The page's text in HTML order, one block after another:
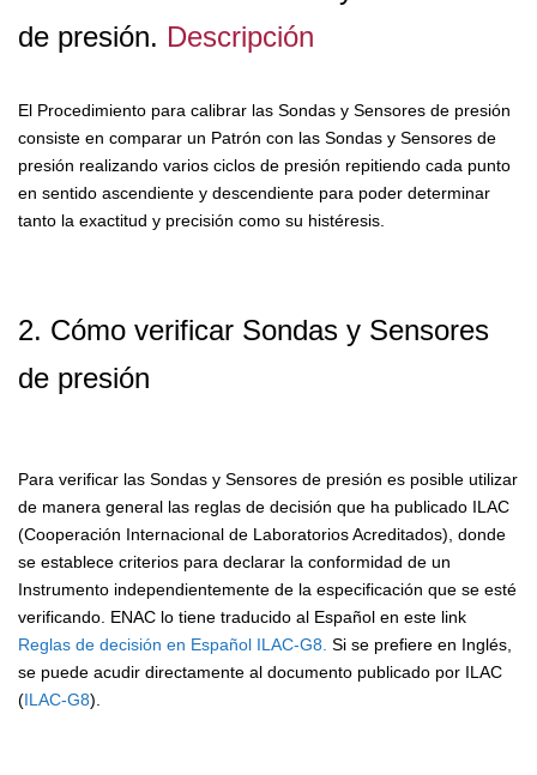
de presión. Descripción
El Procedimiento para calibrar las Sondas y Sensores de presión
consiste en comparar un Patrón con las Sondas y Sensores de
presión realizando varios ciclos de presión repitiendo cada punto
en sentido ascendiente y descendiente para poder determinar
tanto la exactitud y precisión como su histéresis
2. Cómo verificar Sondas y Sensores
de presión
Para verificar las Sondas y Sensores de presión es posible utilizar
de manera general las reglas de decisión que ha publicado ILAC
(Cooperación Internacional de L aboratorios Acreditados), donde
se establece criterios para declarar la conformidad de un
Instrumento independientemente de la especificación que se esté
verificando. ENAC lo tiene traducido al Español en este link
Reglas de decisión en Español ILAC-G8. Si se prefiere en Inglés,
se puede acudir directamente al documento publicado por ILAC
(ILAC-G8).